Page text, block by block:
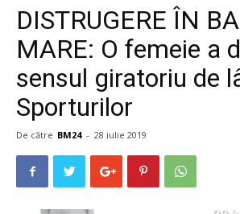
DISTRUGERE ÎN
MARE: O femeie a
sensul giratoriu de
Sporturilor
De către BM24 - 28 iulie 2019